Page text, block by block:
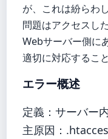
が、これは紛らわし
問題はアクセスし
Webサーバー側に
適切に対応するこ
エラー概述
定義：サーバー
主原因：